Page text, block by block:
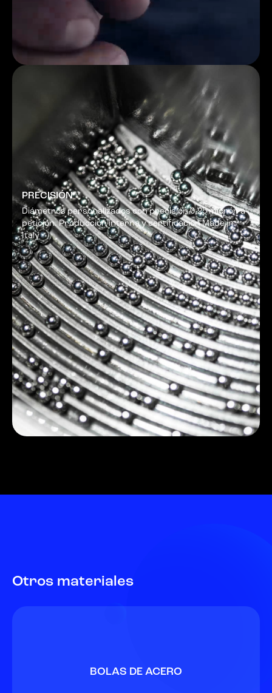
PRECISIÓN
Diámetros personalizados con precisión 0,25 micrón a
petición. Producción interna y certificación Made in
Italy
Otros materiales
BOLAS DE ACERO